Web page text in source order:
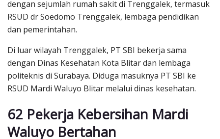
dengan sejumlah rumah sakit di Trenggalek, termasuk
RSUD dr Soedomo Trenggalek, lembaga pendidikan
dan pemerintahan.
Di luar wilayah Trenggalek, PT SBI bekerja sama
dengan Dinas Kesehatan Kota Blitar dan lembaga
politeknis di Surabaya. Diduga masuknya PT SBI ke
RSUD Mardi Waluyo Blitar melalui dinas kesehatan.
62 Pekerja Kebersihan Mardi
Waluyo Bertahan